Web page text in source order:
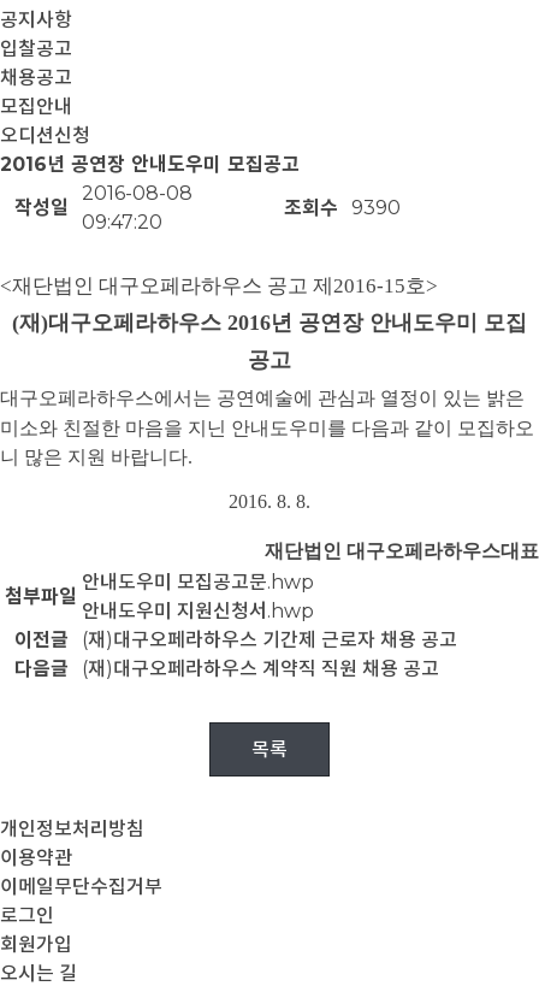
공지사항
입찰공고
채용공고
모집안내
오디션신청
2016년 공연장 안내도우미 모집공고
작성일
2016-08-08
09:47:20
조회수 9390
<재단법인 대구오페라하우스 공고 제2016-15호>
(재)대구오페라하우스 2016년 공연장 안내도우미 모집
공고
대구오페라하우스에서는 공연예술에 관심과 열정이 있는 밝은
미소와 친절한 마음을 지닌 안내도우미를 다음과 같이
모집하오
니 많은 지원 바랍니다.
2016. 8. 8.
재단법인 대구오페라하우스대표
첨부파일
안내도우미 모집공고문.hwp
안내도우미 지원신청서.hwp
이전글
(재)대구오페라하우스 기간제 근로자 채용 공고
다음글
(재)대구오페라하우스 계약직 직원 채용 공고
목록
개인정보처리방침
이용약관
이메일무단수집거부
로그인
회원가입
오시는 길